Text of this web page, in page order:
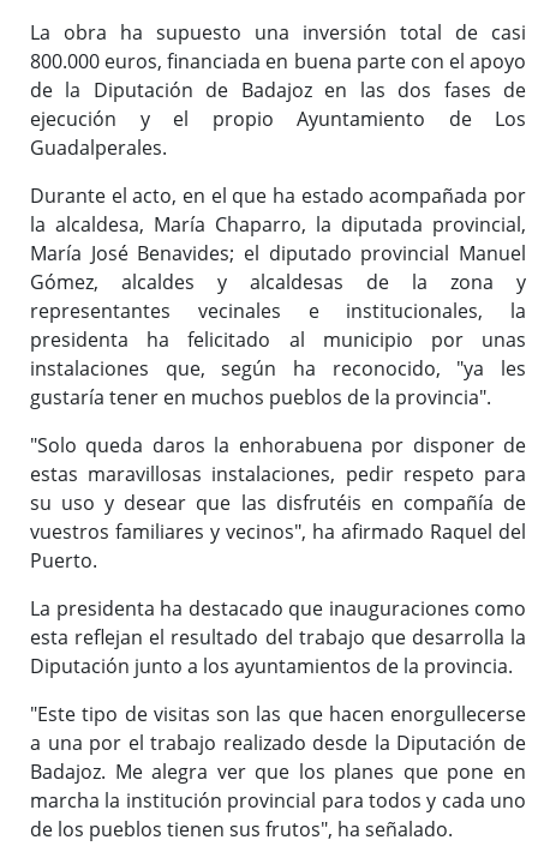
La obra ha supuesto una inversión total de casi
800.000 euros, financiada en buena parte con el apoyo
de la Diputación de Badajoz en las dos fases de
ejecución y el propio Ayuntamiento de Los
Guadalperales.
Durante el acto, en el que ha estado acompañada por
la alcaldesa, María Chaparro, la diputada provincial,
María José Benavides; el diputado provincial Manuel
Gómez, alcaldes y alcaldesas de la zona y
representantes vecinales e institucionales, la
presidenta ha felicitado al municipio por unas
instalaciones que, según ha reconocido, "ya les
gustaría tener en muchos pueblos de la provincia".
"Solo queda daros la enhorabuena por disponer de
estas maravillosas instalaciones, pedir respeto para
su uso y desear que las disfrutéis en compañía de
vuestros familiares y vecinos", ha afirmado Raquel del
Puerto.
La presidenta ha destacado que inauguraciones como
esta reflejan el resultado del trabajo que desarrolla la
Diputación junto a los ayuntamientos de la provincia.
"Este tipo de visitas son las que hacen enorgullecerse
a una por el trabajo realizado desde la Diputación de
Badajoz. Me alegra ver que los planes que pone en
marcha la institución provincial para todos y cada uno
de los pueblos tienen sus frutos", ha señalado.